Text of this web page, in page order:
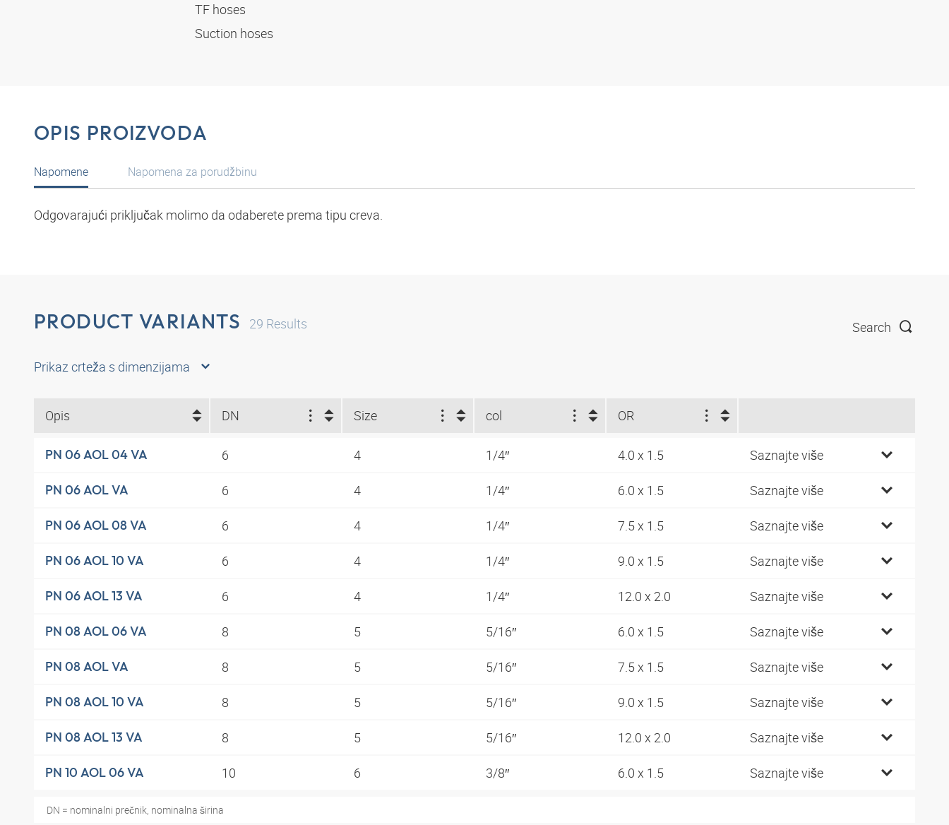
TF hoses
Suction hoses
OPIS PROIZVODA
Napomene
Odgovarajući priključak molimo da odaberete prema tipu creva.
Napomena za porudžbinu
PRODUCT VARIANTS 29 Results Search
Prikaz crteža s dimenzijama
Opis DN Size col OR
PN 06 AOL 04 VA 6 4 1/4″ 4.0 x 1.5 Saznajte više
PN 06 AOL VA 6 4 1/4″ 6.0 x 1.5 Saznajte više
PN 06 AOL 08 VA 6 4 1/4″ 7.5 x 1.5 Saznajte više
PN 06 AOL 10 VA 6 4 1/4″ 9.0 x 1.5 Saznajte više
PN 06 AOL 13 VA 6 4 1/4″ 12.0 x 2.0 Saznajte više
PN 08 AOL 06 VA 8 5 5/16″ 6.0 x 1.5 Saznajte više
PN 08 AOL VA 8 5 5/16″ 7.5 x 1.5 Saznajte više
PN 08 AOL 10 VA 8 5 5/16″ 9.0 x 1.5 Saznajte više
PN 08 AOL 13 VA 8 5 5/16″ 12.0 x 2.0 Saznajte više
PN 10 AOL 06 VA 10 6 3/8″ 6.0 x 1.5 Saznajte više
DN = nominalni prečnik, nominalna širina